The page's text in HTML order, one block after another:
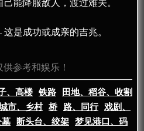
能降服敌人，渡过难关。
是成功或成亲的吉兆。
参考和娱乐！
、高楼 铁路
田地、稻谷、收割
市、乡村 桥 路、同行
戏剧、
墓 断头台、绞架
梦见港口、码